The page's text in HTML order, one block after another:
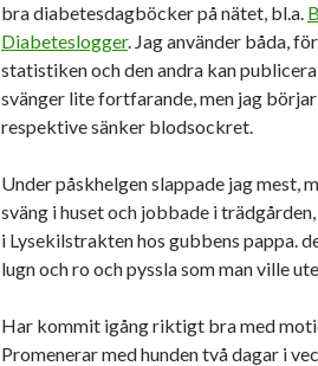
bra diabetesdagböcker på nätet, bl.a.
Diabeteslogger. Jag använder båda,
statistiken och den andra kan
svänger lite fortfarande, men jag
respektive sänker blodsockret.
Under påskhelgen slappade jag mest,
sväng i huset och jobbade i
i Lysekilstrakten hos gubbens pappa.
lugn och ro och pyssla som man ville
Har kommit igång riktigt bra med
Promenerar med hunden två dagar i